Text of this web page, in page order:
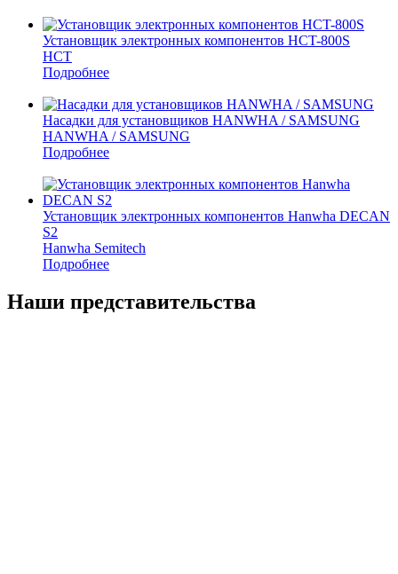
Установщик электронных компонентов HCT-800S
HCT
Подробнее
Насадки для установщиков HANWHA / SAMSUNG
HANWHA / SAMSUNG
Подробнее
Установщик электронных компонентов Hanwha DECAN
S2
Hanwha Semitech
Подробнее
Наши представительства